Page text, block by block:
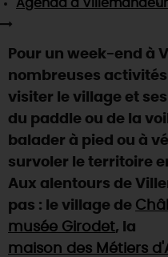
Visitesgourmandeset
Chic,une aire de
Par ici lesguinguettes
Que rapporter du
La Route desMétiers
TOUT
(re)Découvrir les
Expérimenter
Une
Rendez-
Des sorties
Programme des
SE
INFOS
RÉSERVER
Agenda à Villemandeur
Pour un week-end à
nombreuses
visiter le village et
du paddle ou de la
balader à pied ou à
survoler le territoire
Aux alentours de
pas : le village de
musée Girodet, la
maison des Métiers